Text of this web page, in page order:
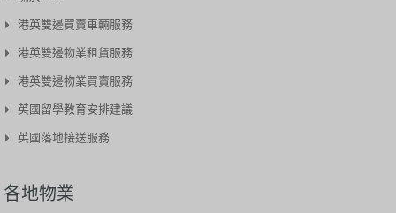
港英雙邊買賣車輛服務​
港英雙邊物業租賃服務
港英雙邊物業買賣服務
英國留學教育安排建議
英國落地接送服務
各地物業